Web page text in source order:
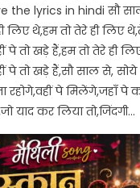
the lyrics in hindi सौ
लिए थे,हम तो तेरे ही लिए
पे तो खड़े हैं,हम तो तेरे ही
पे तो खड़े हैं,सौ साल से, सोये
पे मिलेंगे,जहाँ पे
याद कर लिया तो,जिंदगी…